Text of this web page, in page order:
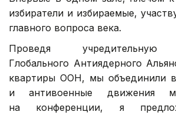
избиратели и избираемые,
главного вопроса века.
Проведя учредительную
Глобального Антиядерного
квартиры ООН, мы объединили
и антивоенные движения
на конференции, я